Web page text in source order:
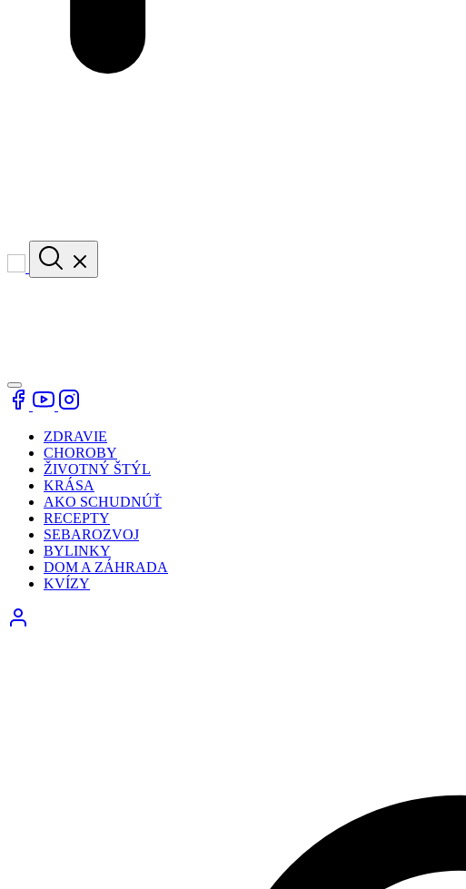
ZDRAVIE
CHOROBY
ŽIVOTNÝ ŠTÝL
KRÁSA
AKO SCHUDNÚŤ
RECEPTY
SEBAROZVOJ
BYLINKY
DOM A ZÁHRADA
KVÍZY